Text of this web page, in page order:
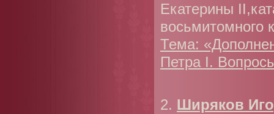
Екатерины
восьмитомного
Тема:
Петра I.
2. Ширяков